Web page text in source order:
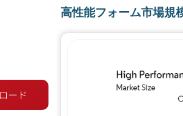
高性能フォーム市場規